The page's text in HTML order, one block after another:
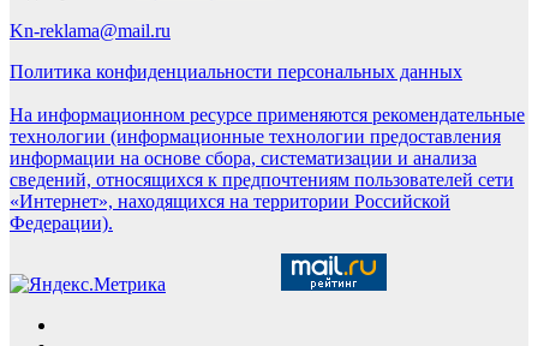
Kn-reklama@mail.ru
Политика конфиденциальности персональных данных
На информационном ресурсе применяются рекомендательные
технологии (информационные технологии предоставления
информации на основе сбора, систематизации и анализа
сведений, относящихся к предпочтениям пользователей сети
«Интернет», находящихся на территории Российской
Федерации).